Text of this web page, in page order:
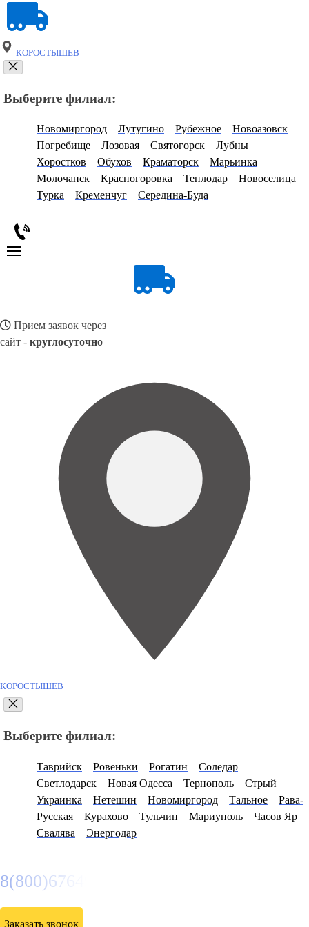
КОРОСТЫШЕВ
Выберите филиал:
Новомиргород Лутугино Рубежное
Новоазовск
Погребище
Лозовая Святогорск
Лубны
Хоростков
Обухов Краматорск
Марьинка
Молочанск
Красногоровка Теплодар
Новоселица
Турка
Кременчуг Середина-Буда
Прием заявок через
сайт - круглосуточно
КОРОСТЫШЕВ
Выберите филиал:
Таврийск Ровеньки Рогатин
Соледар
Светлодарск
Новая Одесса Тернополь
Стрый
Украинка
Нетешин Новомиргород Тальное
Рава-
Русская
Курахово Тульчин Мариуполь
Часов Яр
Свалява
Энергодар
8(800)6764935
Заказать звонок